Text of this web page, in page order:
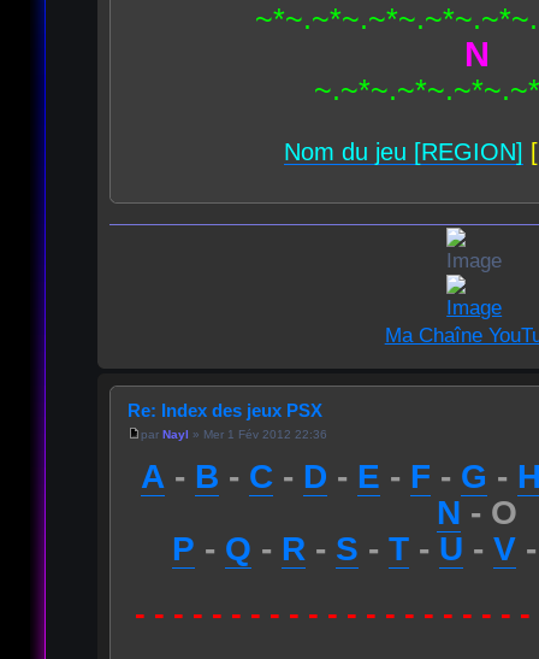
N
Nom du jeu [REGION]
Ma Chaîne
Re: Index des jeux PSX
par Nayl » Mer 1 Fév 2012 22:36
A - B - C - D - E - F - G -
N - O
P - Q - R - S - T- U - V
- - - - - - - - - - - - - - - - - - - -